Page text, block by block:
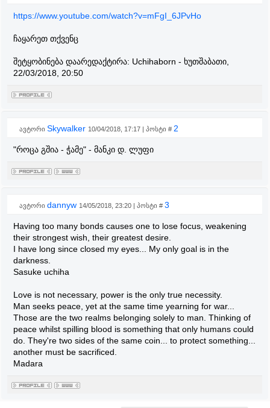
https://www.youtube.com/watch?v=mFgI_6JPvHo
ჩაყარეთ თქვენც
შეტყობინება დაარედაქტირა: Uchihaborn - ხუთშაბათი,
22/03/2018, 20:50
ავტორი Skywalker 10/04/2018, 17:17 | პოსტი # 2
"როცა გშია - ჭამე" - მანკი დ. ლუფი
ავტორი dannyw 14/05/2018, 23:20 | პოსტი # 3
Having too many bonds causes one to lose focus, weakening
their strongest wish, their greatest desire.
I have long since closed my eyes... My only goal is in the
darkness.
Sasuke uchiha
Love is not necessary, power is the only true necessity.
Man seeks peace, yet at the same time yearning for war...
Those are the two realms belonging solely to man. Thinking of
peace whilst spilling blood is something that only humans could
do. They're two sides of the same coin... to protect something...
another must be sacrificed.
Madara